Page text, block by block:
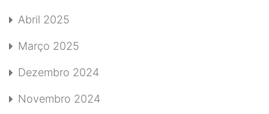
Abril 2025
Março 2025
Dezembro 2024
Novembro 2024